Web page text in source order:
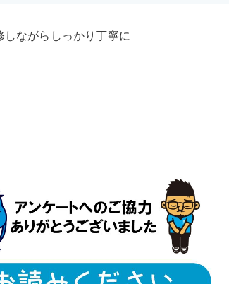
ながらしっかり丁寧に